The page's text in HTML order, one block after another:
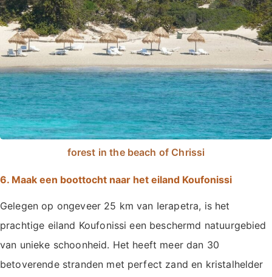
forest in the beach of Chrissi
6. Maak een boottocht naar het eiland Koufonissi
Gelegen op ongeveer 25 km van Ierapetra, is het
prachtige eiland Koufonissi een beschermd natuurgebied
van unieke schoonheid. Het heeft meer dan 30
betoverende stranden met perfect zand en kristalhelder